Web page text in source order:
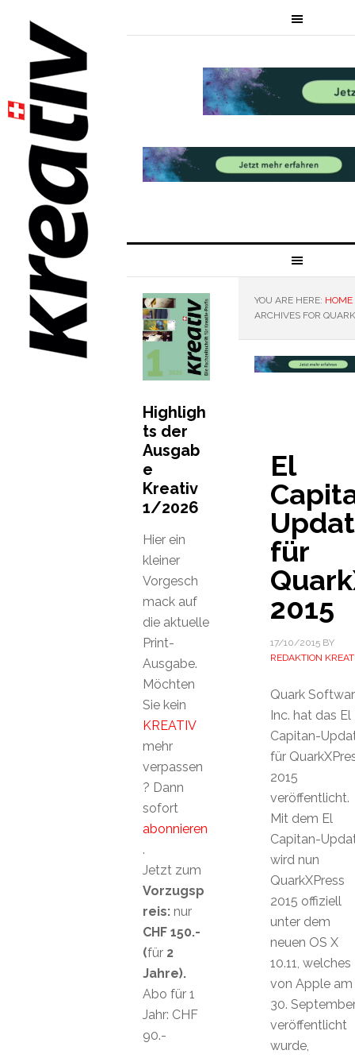
YOU ARE HERE: HOME
ARCHIVES FOR QUARK
El
für
2015
17/10/2015BY
REDAKTION
Quark
Inc. hat das El
Capitan-
für
2015
veröffentlicht.
Mit dem El
Capitan-
wird nun
QuarkXPress
2015 offiziell
unter dem
neuen OS X
10.11, welches
von Apple am
30.
veröffentlicht
wurde,
Highligh
ts der
Ausgab
e
Kreativ
1/2026
Hier ein
kleiner
Vorgesch
mack auf
die aktuelle
Print-
Ausgabe.
Möchten
Sie kein
KREATIV
mehr
verpassen
? Dann
sofort
abonnieren
.
Jetzt zum
Vorzugsp
reis: nur
CHF 150.-
(für 2
Jahre).
Abo für 1
Jahr: CHF
90.-